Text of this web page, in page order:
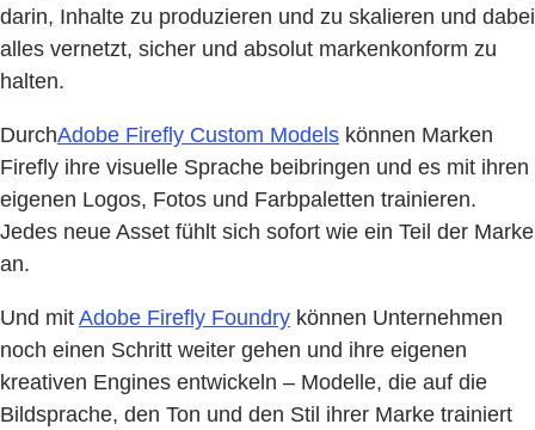
darin, Inhalte zu produzieren und zu skalieren und dabei
alles vernetzt, sicher und absolut markenkonform zu
halten.
DurchAdobe Firefly Custom Models können Marken
Firefly ihre visuelle Sprache beibringen und es mit ihren
eigenen Logos, Fotos und Farbpaletten trainieren.
Jedes neue Asset fühlt sich sofort wie ein Teil der Marke
an.
Und mit Adobe Firefly Foundry können Unternehmen
noch einen Schritt weiter gehen und ihre eigenen
kreativen Engines entwickeln – Modelle, die auf die
Bildsprache, den Ton und den Stil ihrer Marke trainiert